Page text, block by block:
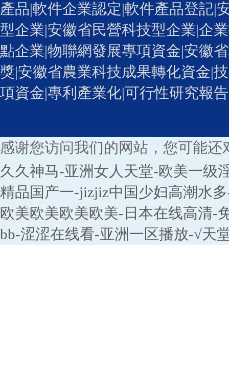
產品|軟件企業認定|軟件產品登記|
型企業|安徽省民營科技型企業|企
點企業|物聯網發展專項資金|安徽
獎|安徽省農業科技成果轉化資金|
項資金|專利產業化|可行性研究報告
感谢您访问我们的网站，您可能还
久久神马-亚洲女人天堂-欧美一级
精品国产一-jizjiz中国少妇高潮水
欧美欧美欧美欧美-日本在线高清-
bb-涩涩在线看-亚洲一区播放-√天